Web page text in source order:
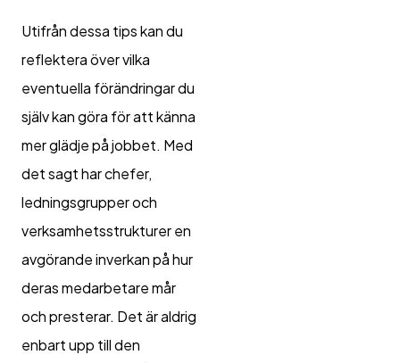
Utifrån dessa tips kan du
reflektera över vilka
eventuella förändringar du
själv kan göra för att känna
mer glädje på jobbet. Med
det sagt har chefer,
ledningsgrupper och
verksamhetsstrukturer en
avgörande inverkan på hur
deras medarbetare mår
och presterar. Det är aldrig
enbart upp till den